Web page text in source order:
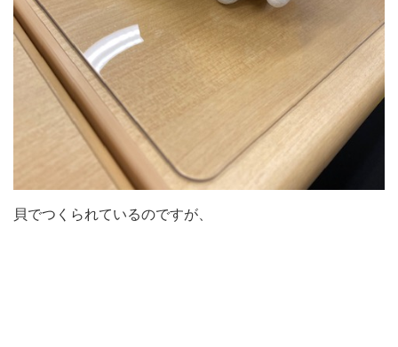
貝でつくられているのですが、